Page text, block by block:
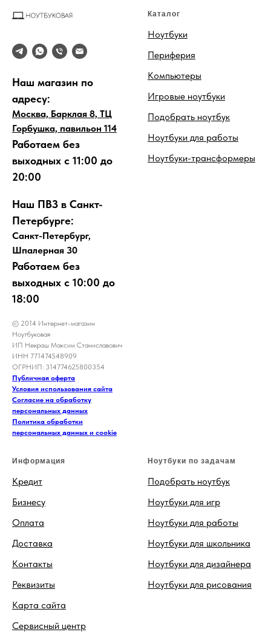
Наш магазин по
адресу:
Москва, Барклая 8, ТЦ
Горбушка, павильон 114
Работаем без
выходных с 11:00 до
20:00
Наш ПВЗ в Санкт-
Петербурге:
Санкт-Петербург,
Шпалерная 30
Работаем без
выходных с 10:00 до
18:00
© 2014 Интернет-магазин
Ноутбуковая
ИП Некраш Максим Станиславович
ИНН 771474548909
ОГРНИП: 314774625800354
Публичная оферта
Условия использования сайта
Согласие на обработку
персональных данных
Политика обработки
персональных данных и cookie
Каталог
Ноутбуки
Периферия
Компьютеры
Игровые ноутбуки
Подобрать ноутбук
Ноутбуки для работы
Ноутбуки-трансформеры
Информация
Кредит
Бизнесу
Оплата
Доставка
Контакты
Реквизиты
Карта сайта
Сервисный центр
Ноутбуки по задачам
Подобрать ноутбук
Ноутбуки для игр
Ноутбуки для работы
Ноутбуки для школьника
Ноутбуки для дизайнера
Ноутбуки для рисования